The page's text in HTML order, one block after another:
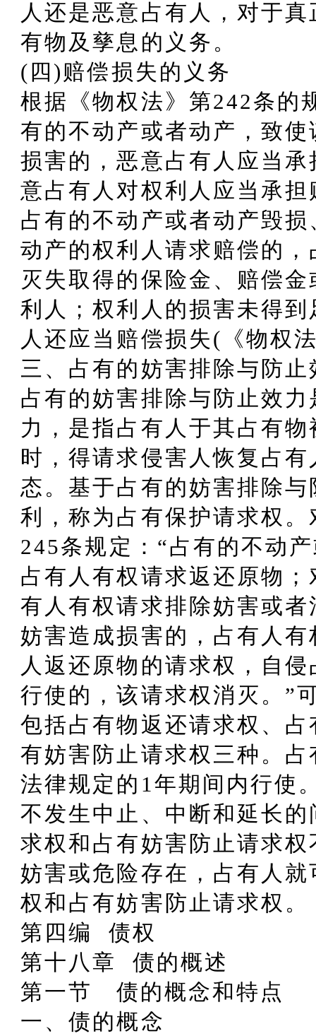
人还是恶意占有人，对于
有物及孳息的义务。
(四)赔偿损失的义务
根据《物权法》第242条的
有的不动产或者动产，致
损害的，恶意占有人应当
意占有人对权利人应当承
占有的不动产或者动产毁
动产的权利人请求赔偿的
灭失取得的保险金、赔偿
利人；权利人的损害未得
人还应当赔偿损失(《物权
三、占有的妨害排除与防止
占有的妨害排除与防止效
力，是指占有人于其占有
时，得请求侵害人恢复占
态。基于占有的妨害排除
利，称为占有保护请求权
245条规定：“占有的不动
占有人有权请求返还原物
有人有权请求排除妨害或
妨害造成损害的，占有人
人返还原物的请求权，自
行使的，该请求权消灭。”
包括占有物返还请求权、
有妨害防止请求权三种。
法律规定的1年期间内行使
不发生中止、中断和延长
求权和占有妨害防止请求
妨害或危险存在，占有人
权和占有妨害防止请求权。
第四编 债权
第十八章 债的概述
第一节 债的概念和特点
一、债的概念